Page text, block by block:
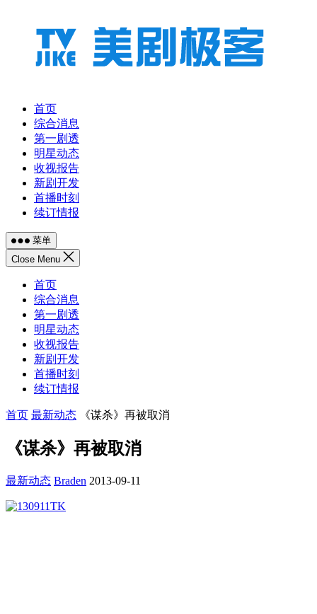
首页
综合消息
第一剧透
明星动态
收视报告
新剧开发
首播时刻
续订情报
菜单
Close Menu
首页
综合消息
第一剧透
明星动态
收视报告
新剧开发
首播时刻
续订情报
首页 最新动态 《谋杀》再被取消
《谋杀》再被取消
最新动态 Braden 2013-09-11